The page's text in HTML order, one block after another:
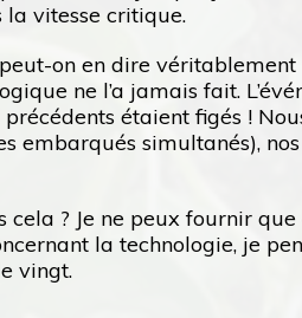
vitesse critique.
on en dire
ne l’a jamais fait.
étaient figés !
embarqués simultanés),
? Je ne peux fournir
la technologie, je
vingt.